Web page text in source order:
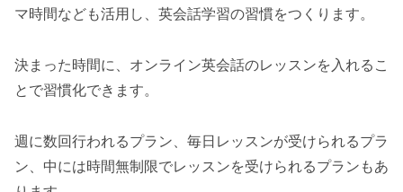
マ時間なども活用し、英会話学習の習慣をつくります。
決まった時間に、オンライン英会話のレッスンを入れるこ
とで習慣化できます。
週に数回行われるプラン、毎日レッスンが受けられるプラ
ン、中には時間無制限でレッスンを受けられるプランもあ